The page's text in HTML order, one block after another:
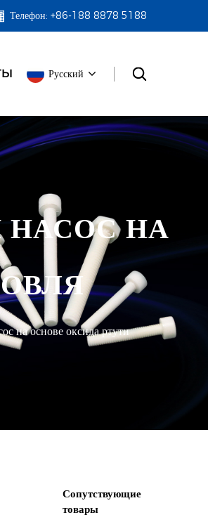
Телефон: +86-188 8878 5188
Русский
НА
на основе оксида ртути
Сопутствующие
товары